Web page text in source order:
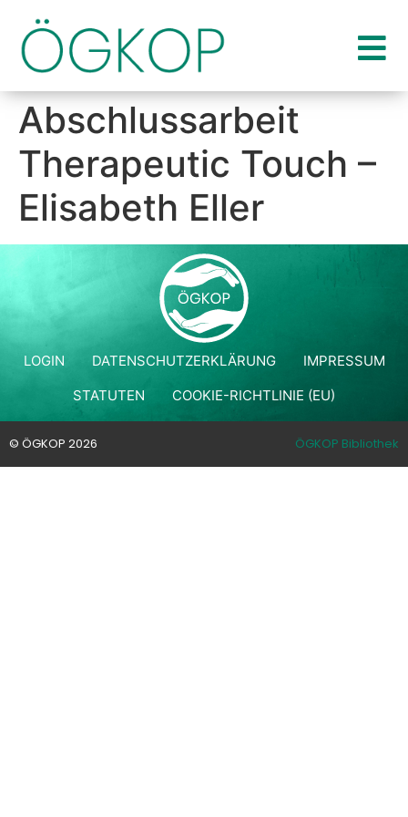
Abschlussarbeit
Therapeutic Touch –
Elisabeth Eller
LOGIN DATENSCHUTZERKLÄRUNG
IMPRESSUM
STATUTEN
COOKIE-RICHTLINIE (EU)
© ÖGKOP 2026 ÖGKOP Bibliothek